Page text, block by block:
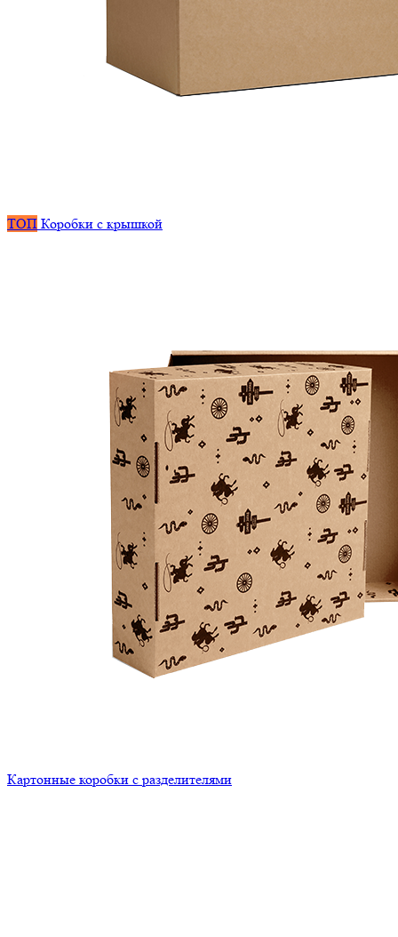
ТОП Коробки с крышкой
Картонные коробки с разделителями